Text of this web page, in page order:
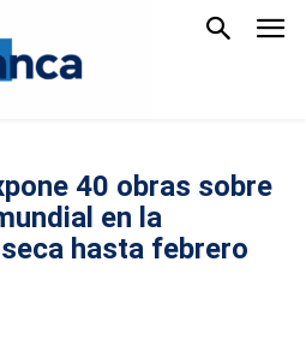
40 obras sobre
en la
hasta febrero